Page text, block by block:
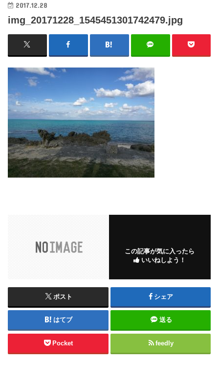
2017.12.28
img_20171228_1545451301742479.jpg
この記事が気に入ったら
いいねしよう！
ポスト シェア
はてブ 送る
Pocket feedly